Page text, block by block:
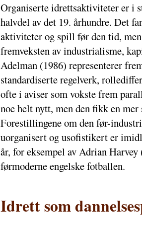
Organiserte idrettsaktiviteter er i
halvdel av det 19. århundre. Det
aktiviteter og spill før den tid,
fremveksten av industrialisme,
Adelman (1986) representerer
standardiserte regelverk,
ofte i aviser som vokste frem
noe helt nytt, men den fikk en
Forestillingene om den før-
uorganisert og usofistikert er
år, for eksempel av Adrian
førmoderne engelske fotballen.
Idrett som